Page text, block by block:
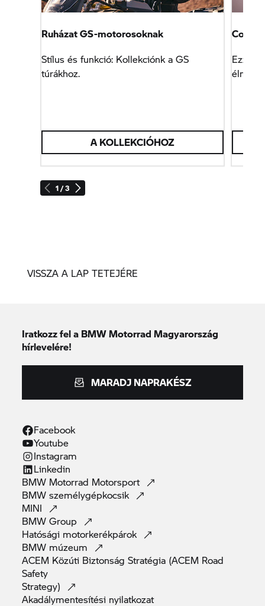
1 / 3
Ruházat GS-motorosoknak
Stílus és funkció: Kollekciónk a GS
túrákhoz.
A KOLLEKCIÓHOZ
Ezzel
VISSZA A LAP TETEJÉRE
Iratkozz fel a BMW Motorrad Magyarország
hírlevelére!
MARADJ NAPRAKÉSZ
Facebook
Youtube
Instagram
Linkedin
BMW Motorrad Motorsport
BMWszemélygépkocsik
MINI
BMWGroup
Hatósági motorkerékpárok
BMW múzeum
ACEM Közúti Biztonság Stratégia (ACEM Road
Safety
Strategy)
Akadálymentesítési nyilatkozat